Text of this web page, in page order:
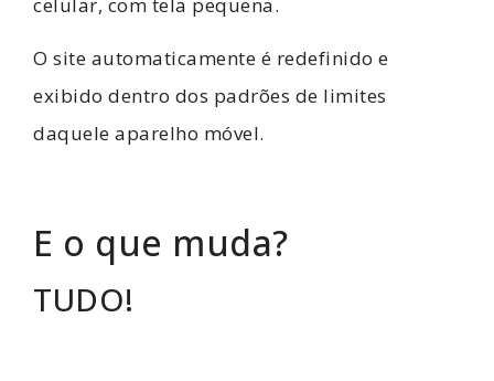
O site automaticamente é redefinido e
exibido dentro dos padrões de limites
daquele aparelho móvel.
E o que muda?
TUDO!